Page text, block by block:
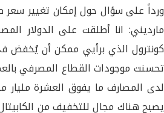
ورداً على سؤال حول إمكان تغيير سعر
مارديني: انا أطلقت على الدولار
كونترول الذي برأيي ممكن أن يُخفض
تحسنت موجودات القطاع المصرفي
لدى المصارف ما يفوق العشرة مليار
يصبح هناك مجال للتخفيف من